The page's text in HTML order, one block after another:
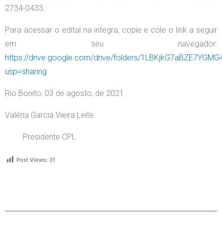
2734-0433.
Para acessar o edital na integra, copie e cole o link a seguir
em seu navegador:
https://drive.google.com/drive/folders/
usp=sharing
Rio Bonito, 03 de agosto, de 2021.
Valéria Garcia Vieira Leite
Presidente CPL
Post Views: 31